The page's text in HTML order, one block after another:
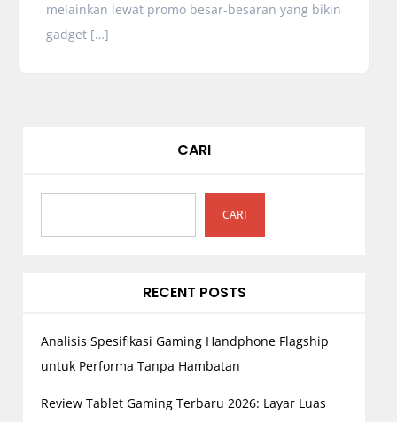
melainkan lewat promo besar-besaran yang bikin
gadget […]
CARI
CARI
RECENT POSTS
Analisis Spesifikasi Gaming Handphone Flagship
untuk Performa Tanpa Hambatan
Review Tablet Gaming Terbaru 2026: Layar Luas